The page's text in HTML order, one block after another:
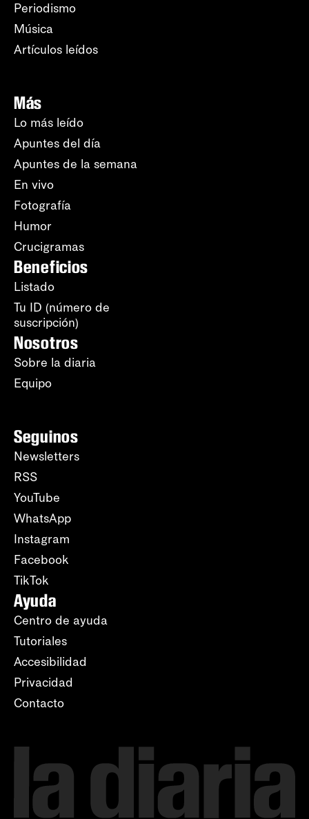
Periodismo
Música
Artículos leídos
Más
Lo más leído
Apuntes del día
Apuntes de la semana
En vivo
Fotografía
Humor
Crucigramas
Beneficios
Listado
Tu ID (número de
suscripción)
Nosotros
Sobre la diaria
Equipo
Seguinos
Newsletters
RSS
YouTube
WhatsApp
Instagram
Facebook
TikTok
Ayuda
Centro de ayuda
Tutoriales
Accesibilidad
Privacidad
Contacto